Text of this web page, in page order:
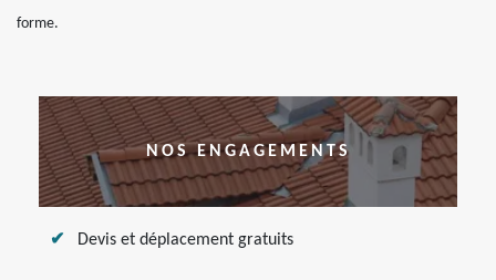
forme.
NOS ENGAGEMENTS
Devis et déplacement gratuits